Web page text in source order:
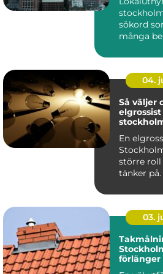
lokaler
sökord
många
behöver
04.
Så väljer
elgrossist
En
större roll
tänker
03.
förlänger